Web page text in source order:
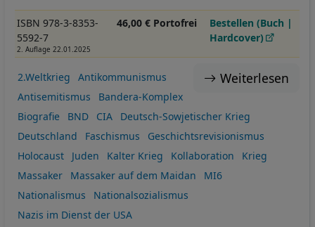
ISBN 978-3-8353-
5592-7
2. Auflage 22.01.2025
46,00 € Portofrei
Bestellen (Buch |
Hardcover)
Weiterlesen
2.Weltkrieg
Antikommunismus
Antisemitismus
Bandera-Komplex
Biografie
BND CIA
Deutsch-Sowjetischer Krieg
Deutschland
Faschismus
Geschichtsrevisionismus
Holocaust
Juden Kalter Krieg Kollaboration
Krieg
Massaker
Massaker auf dem Maidan
MI6
Nationalismus
Nationalsozialismus
Nazis im Dienst der USA